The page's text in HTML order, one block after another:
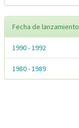
Fecha de lanzamiento
1990 - 1992
1980 - 1989